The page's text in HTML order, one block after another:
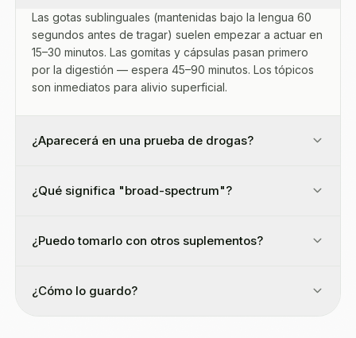
Las gotas sublinguales (mantenidas bajo la lengua 60
segundos antes de tragar) suelen empezar a actuar en
15–30 minutos. Las gomitas y cápsulas pasan primero
por la digestión — espera 45–90 minutos. Los tópicos
son inmediatos para alivio superficial.
¿Aparecerá en una prueba de drogas?
¿Qué significa "broad-spectrum"?
¿Puedo tomarlo con otros suplementos?
¿Cómo lo guardo?